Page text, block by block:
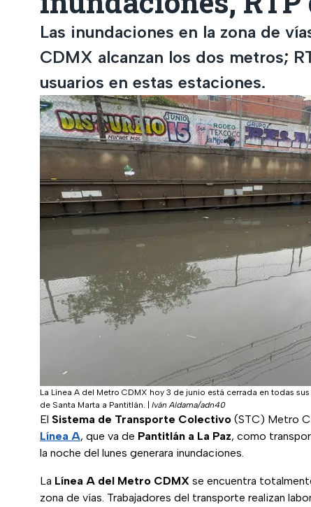
Las inundaciones en la zona de
CDMX alcanzan los dos metros;
usuarios en estas estaciones.
La Línea A del Metro CDMX hoy 3 de junio está cerrada en todas
de Santa Marta a Pantitlán.
Iván Aldama/adn40
El Sistema de Transporte Colectivo (STC) Metro
Línea A, que va de Pantitlán a La Paz, como
la noche del lunes generara inundaciones.
La Línea A del Metro CDMX se encuentra
zona de vías. Trabajadores del transporte realizan